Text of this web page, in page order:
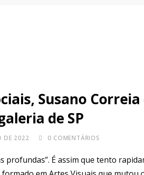
Susano
de SP
DE 2022 0 COMENTÁRIOS
profundas”. É assim que tento